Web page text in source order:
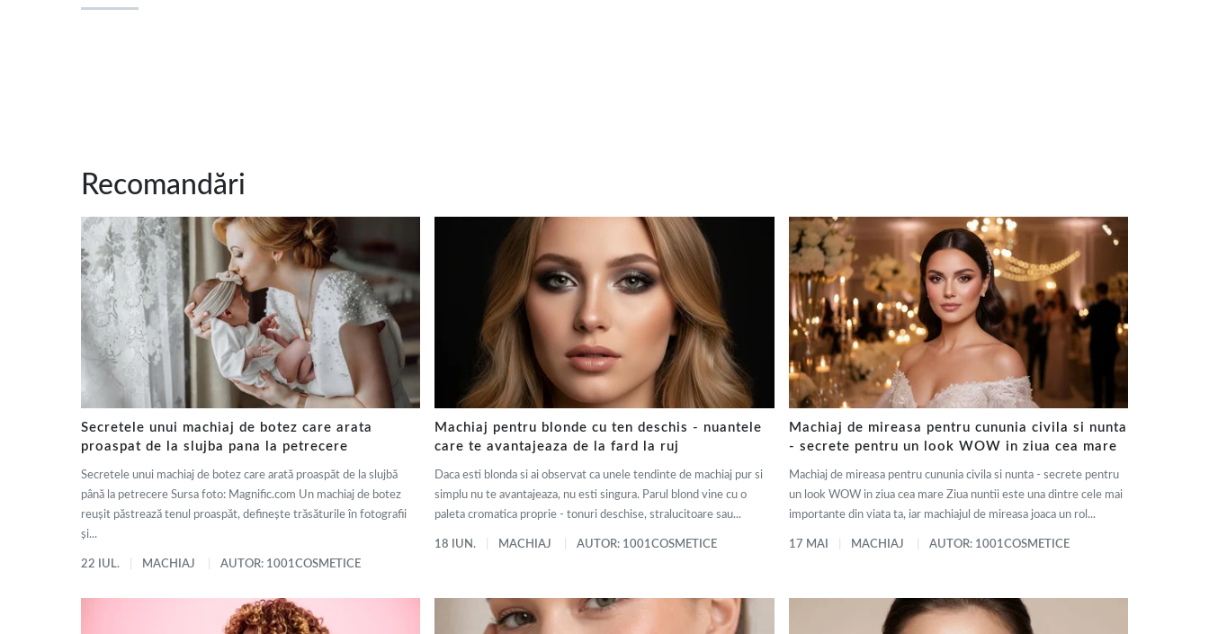
Recomandări
Secretele unui machiaj de botez care arata
proaspat de la slujba pana la petrecere
Secretele unui machiaj de botez care arată proaspăt de la slujbă
până la petrecere Sursa foto: Magnific.com Un machiaj de botez
reușit păstrează tenul proaspăt, definește trăsăturile în fotografii
și...
22 IUL. MACHIAJ AUTOR: 1001COSMETICE
Machiaj pentru blonde cu ten deschis - nuantele
care te avantajeaza de la fard la ruj
Daca esti blonda si ai observat ca unele tendinte de machiaj pur si
simplu nu te avantajeaza, nu esti singura. Parul blond vine cu o
paleta cromatica proprie - tonuri deschise, stralucitoare sau...
18 IUN. MACHIAJ AUTOR: 1001COSMETICE
Machiaj de mireasa pentru cununia civila si nunta
- secrete pentru un look WOW in ziua cea mare
Machiaj de mireasa pentru cununia civila si nunta - secrete pentru
un look WOW in ziua cea mare Ziua nuntii este una dintre cele mai
importante din viata ta, iar machiajul de mireasa joaca un rol...
17 MAI MACHIAJ AUTOR: 1001COSMETICE